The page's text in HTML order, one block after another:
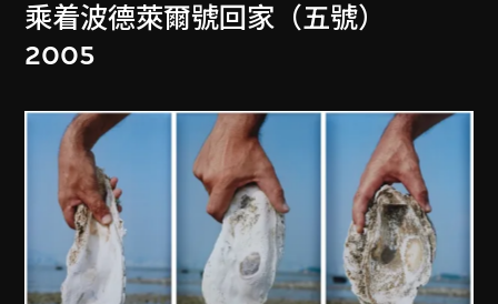
乘着波德萊爾號回家（五號）
2005